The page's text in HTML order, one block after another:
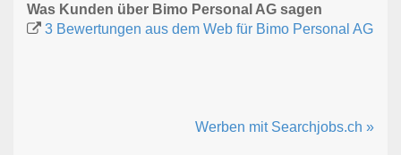
Was Kunden über Bimo Personal AG sagen
3 Bewertungen aus dem Web für Bimo Personal AG
Werben mit Searchjobs.ch »